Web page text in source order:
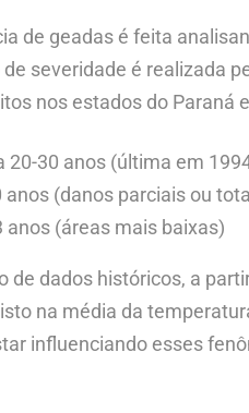
de geadas é feita
severidade é realizada
nos estados do Paraná
20-30 anos (última em
anos (danos parciais ou
(áreas mais baixas)
de dados históricos, a
na média da
influenciando esses